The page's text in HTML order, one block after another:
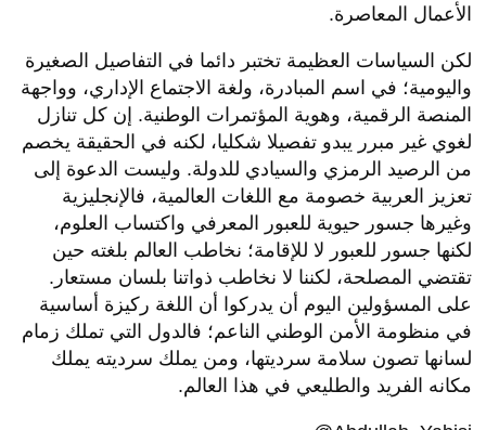
الأعمال المعاصرة.
لكن السياسات العظيمة تختبر دائما في التفاصيل الصغيرة
واليومية؛ في اسم المبادرة، ولغة الاجتماع الإداري، وواجهة
المنصة الرقمية، وهوية المؤتمرات الوطنية. إن كل تنازل
لغوي غير مبرر يبدو تفصيلا شكليا، لكنه في الحقيقة يخصم
من الرصيد الرمزي والسيادي للدولة. وليست الدعوة إلى
تعزيز العربية خصومة مع اللغات العالمية، فالإنجليزية
وغيرها جسور حيوية للعبور المعرفي واكتساب العلوم،
لكنها جسور للعبور لا للإقامة؛ نخاطب العالم بلغته حين
تقتضي المصلحة، لكننا لا نخاطب ذواتنا بلسان مستعار.
على المسؤولين اليوم أن يدركوا أن اللغة ركيزة أساسية
في منظومة الأمن الوطني الناعم؛ فالدول التي تملك زمام
لسانها تصون سلامة سرديتها، ومن يملك سرديته يملك
مكانه الفريد والطليعي في هذا العالم.